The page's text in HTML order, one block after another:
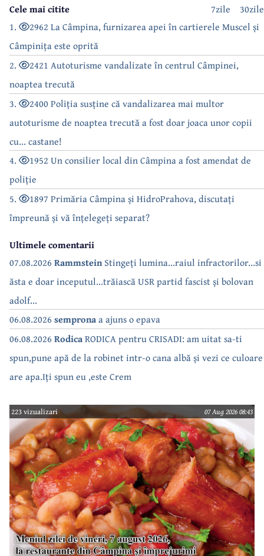
30zile
7zile
Cele mai citite
1.
2962 La Câmpina, furnizarea apei în cartierele Muscel și
Câmpinița este oprită
2.
2421 Autoturisme vandalizate în centrul Câmpinei,
noaptea trecută
3.
2400 Poliția susține că vandalizarea mai multor
autoturisme de noaptea trecută a fost doar joaca unor copii
cu... castane!
4.
1952 Un consilier local din Câmpina a fost amendat de
poliție
5.
1897 Primăria Câmpina și HidroPrahova, discutați
împreună și vă înțelegeți separat?
Ultimele comentarii
07.08.2026 RammsteinStingeți lumina...raiul infractorilor...si
ăsta e doar inceputul...trăiască USR partid fascist și bolovan
adolf...
06.08.2026 sempronaa ajuns o epava
06.08.2026 RodicaRODICA pentru CRISADI: am uitat sa-ti
spun,pune apă de la robinet intr-o cana albă și vezi ce culoare
are apa.Iți spun eu ,este Crem
223 vizualizari 07 Aug 2026 08:43